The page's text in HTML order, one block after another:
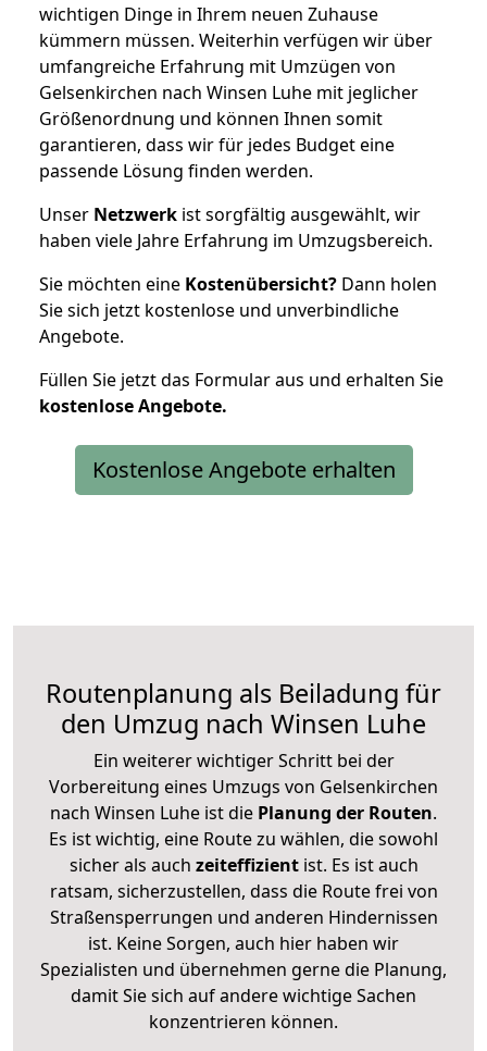
wichtigen Dinge in Ihrem neuen Zuhause
kümmern müssen. Weiterhin verfügen wir über
umfangreiche Erfahrung mit Umzügen von
Gelsenkirchen nach Winsen Luhe mit jeglicher
Größenordnung und können Ihnen somit
garantieren, dass wir für jedes Budget eine
passende Lösung finden werden.
Unser Netzwerk ist sorgfältig ausgewählt, wir
haben viele Jahre Erfahrung im Umzugsbereich.
Sie möchten eine Kostenübersicht? Dann holen
Sie sich jetzt kostenlose und unverbindliche
Angebote.
Füllen Sie jetzt das Formular aus und erhalten Sie
kostenloseAngebote.
Kostenlose Angebote erhalten
Routenplanung als Beiladung für
den Umzug nach Winsen Luhe
Ein weiterer wichtiger Schritt bei der
Vorbereitung eines Umzugs von Gelsenkirchen
nach Winsen Luhe ist die Planung der Routen.
Es ist wichtig, eine Route zu wählen, die sowohl
sicher als auch zeiteffizientist. Es ist auch
ratsam, sicherzustellen, dass die Route frei von
Straßensperrungen und anderen Hindernissen
ist. Keine Sorgen, auch hier haben wir
Spezialisten und übernehmen gerne die Planung,
damit Sie sich auf andere wichtige Sachen
konzentrieren können.